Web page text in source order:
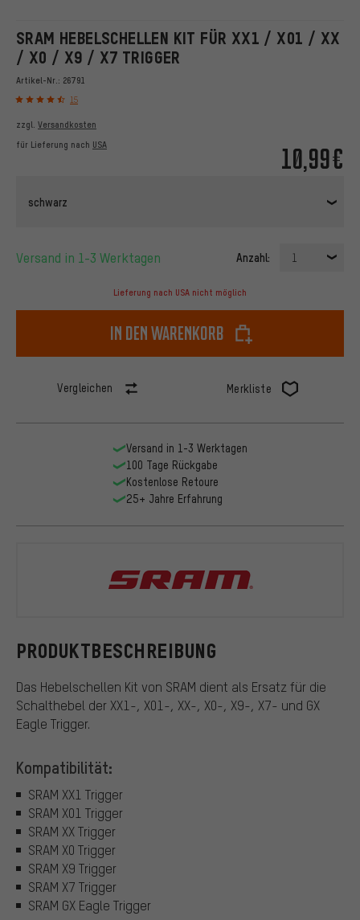
SRAM HEBELSCHELLEN KIT FÜR XX1 / X01 / XX
/ X0 / X9 / X7 TRIGGER
Artikel-Nr.: 26791
15
10,99€
zzgl. Versandkosten
für Lieferung nach USA
schwarz
Versand in 1-3 Werktagen Anzahl: 1
Lieferung nach USA nicht möglich
In den Warenkorb
Vergleichen Merkliste
PRODUKTBESCHREIBUNG
Das Hebelschellen Kit von SRAM dient als Ersatz für die
Schalthebel der XX1-, X01-, XX-, X0-, X9-, X7- und GX
Eagle Trigger.
Kompatibilität:
SRAM XX1 Trigger
SRAM X01 Trigger
SRAM XX Trigger
SRAM X0 Trigger
SRAM X9 Trigger
SRAM X7 Trigger
SRAM GX Eagle Trigger
Versand in 1-3 Werktagen
100 Tage Rückgabe
Kostenlose Retoure
25+ Jahre Erfahrung
SRAM